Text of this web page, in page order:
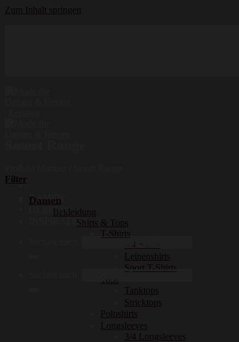
Zum Inhalt springen
DAMEN
HERREN
INSPIRATION
Filter
Damen
Bekleidung
Shirts & Tops
T-Shirts
3/4 Shirts
Leinenshirts
Sport T-Shirts
Tops
Tanktops
Stricktops
Poloshirts
Longsleeves
3/4 Longsleeves